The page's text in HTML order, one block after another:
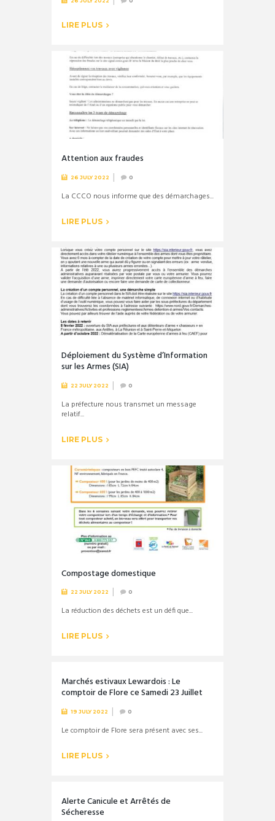
LIRE PLUS
Attention aux fraudes
26 JULY 2022 0
La CCCO nous informe que des démarchages...
LIRE PLUS
Déploiement du Système d’Information
sur les Armes (SIA)
22 JULY 2022 0
La préfecture nous transmet un message
relatif...
LIRE PLUS
Compostage domestique
22 JULY 2022 0
La réduction des déchets est un défi que...
LIRE PLUS
Marchés estivaux Lewardois : Le
comptoir de Flore ce Samedi 23 Juillet
19 JULY 2022 0
Le comptoir de Flore sera présent avec ses...
LIRE PLUS
Alerte Canicule et Arrêtés de
Sécheresse